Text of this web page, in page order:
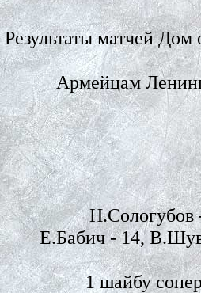
Результаты матчейДом
Армейцам
Н.Сологубов
Е.Бабич - 14,
1 шайбу